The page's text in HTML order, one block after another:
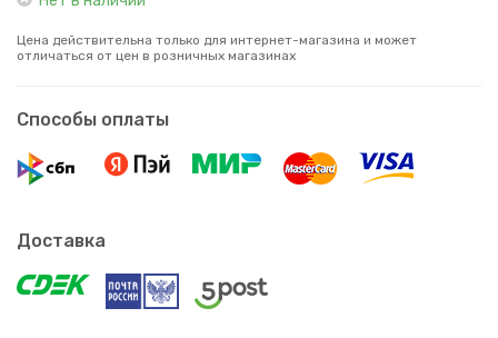
Цена действительна только для интернет-магазина и может
отличаться от цен в розничных магазинах
Способы оплаты
Доставка